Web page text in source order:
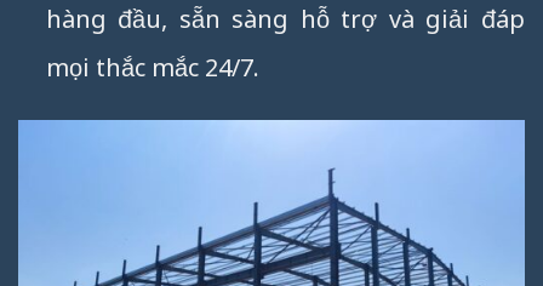
hàng đầu, sẵn sàng hỗ trợ và giải đáp
mọi thắc mắc 24/7.